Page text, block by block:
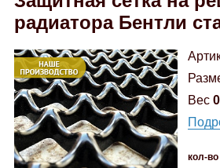
радиатора Бентли
Вес
кол-во